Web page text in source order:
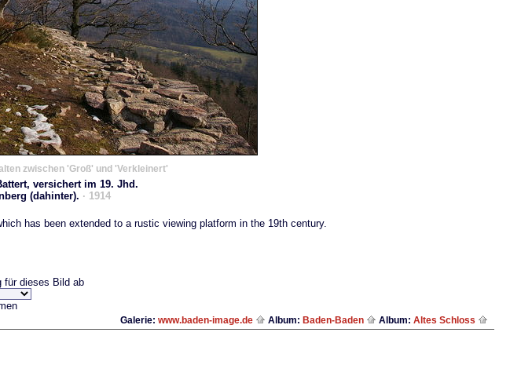
zwischen 'Groß' und 'Verkleinert'
versichert im 19. Jhd.
(dahinter). · 1914
has been extended to a rustic viewing platform in the 19th century.
für dieses Bild ab
Galerie: www.baden-image.de Album: Baden-Baden Album: Altes Schloss